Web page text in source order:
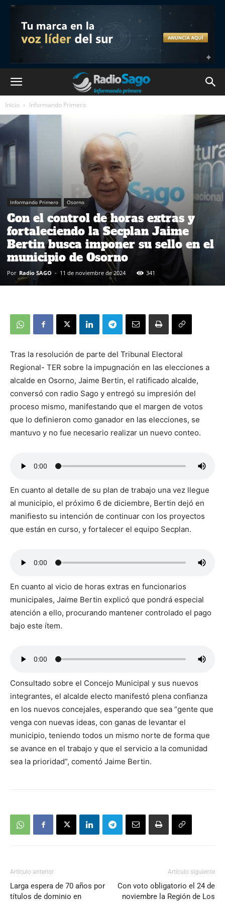
Inicio Informando Primero
Informando Primero Osorno
Con el control de horas extras y
fortaleciendo la Secplan Jaime
Bertin busca imponer su sello en el
municipio de Osorno
Por Radio SAGO - 11 de noviembre de 2024 341
Tras la resolución de parte del Tribunal Electoral
Regional- TER sobre la impugnación en las elecciones a
alcalde en Osorno, Jaime Bertin, el ratificado alcalde,
conversó con radio Sago y entregó su impresión del
proceso mismo, manifestando que el margen de votos
que lo definieron como ganador en las elecciones, se
mantuvo y no fue necesario realizar un nuevo conteo.
En cuanto al detalle de su plan de trabajo una vez llegue
al municipio, el próximo 6 de diciembre, Bertin dejó en
manifiesto su intención de continuar con los proyectos
que están en curso, y fortalecer el equipo Secplan.
En cuanto al vicio de horas extras en funcionarios
municipales, Jaime Bertin explicó que pondrá especial
atención a ello, procurando mantener controlado el pago
bajo este ítem.
Consultado sobre el Concejo Municipal y sus nuevos
integrantes, el alcalde electo manifestó plena confianza
en los nuevos concejales, esperando que sea “gente que
venga con nuevas ideas, con ganas de levantar el
municipio, teniendo todos un mismo norte de forma que
se avance en el trabajo y que el servicio a la comunidad
sea la prioridad”, comentó Jaime Bertin.
Artículo anterior
Larga espera de 70 años por
títulos de dominio en
Artículo siguiente
Con voto obligatorio el 24 de
noviembre la Región de Los